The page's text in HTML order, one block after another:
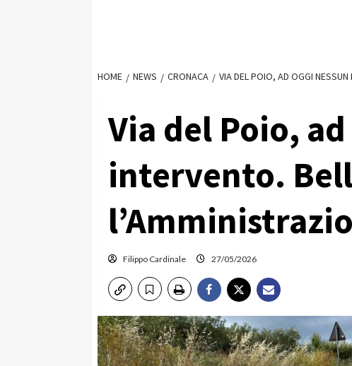
HOME NEWS CRONACA VIA DEL POIO, AD OGGI NESSUN
Via del Poio,
intervento.
Filippo Cardinale 27/05/2026